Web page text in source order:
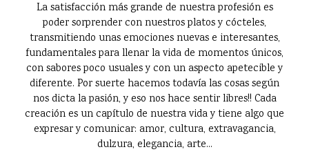
La satisfacción más grande de nuestra profesión es
poder sorprender con nuestros platos y cócteles,
transmitiendo unas emociones nuevas e interesantes,
fundamentales para llenar la vida de momentos únicos,
con sabores poco usuales y con un aspecto apetecible y
diferente. Por suerte hacemos todavía las cosas según
nos dicta la pasión, y eso nos hace sentir libres!! Cada
creación es un capítulo de nuestra vida y tiene algo que
expresar y comunicar: amor, cultura, extravagancia,
dulzura, elegancia, arte...